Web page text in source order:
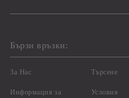
Бързи връзки:
За Нас
Информация за
Търсене
Условия